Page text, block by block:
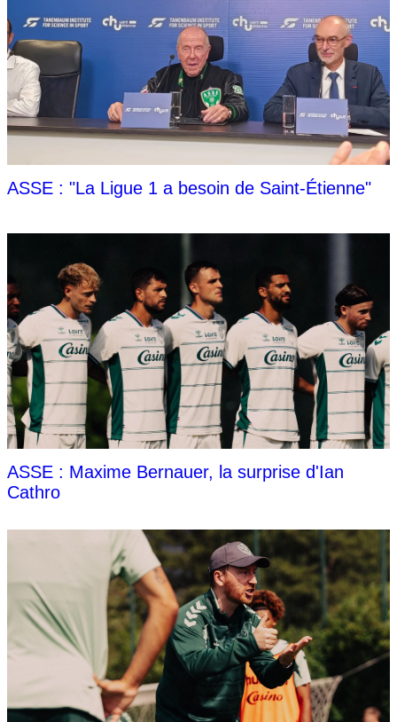
ASSE : "La Ligue 1 a besoin de Saint-Étienne"
ASSE : Maxime Bernauer, la surprise d'Ian
Cathro